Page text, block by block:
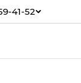
41-52